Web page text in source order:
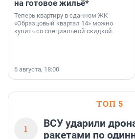
на готовое жильё*
Теперь квартиру в сданном ЖК
«Образцовый квартал 14» можно
купить со специальной скидкой.
6 августа, 18:00
ТОП 5
1
ВСУ ударили
ракетами по